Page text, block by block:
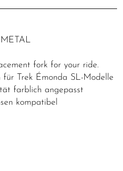
fork for your ride.
Trek Émonda SL-Modelle
farblich angepasst
kompatibel